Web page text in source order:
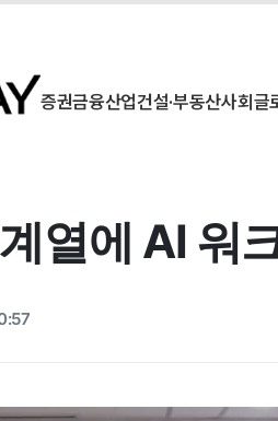
증권금융산업건설·부동산사회글
열에 AI 워